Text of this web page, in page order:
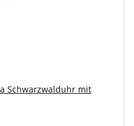
Schwarzwalduhr mit